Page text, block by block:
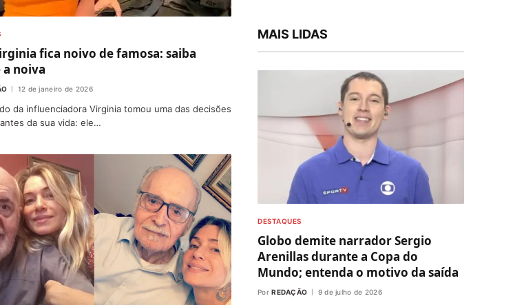
fica noivo de famosa: saiba
a noiva
12 de janeiro de 2026
da influenciadora Virginia tomou uma das decisões
da sua vida: ele…
MAIS LIDAS
DESTAQUES
Globo demite narrador Sergio
Arenillas durante a Copa do
Mundo; entenda o motivo da saída
Por REDAÇÃO 9 de julho de 2026